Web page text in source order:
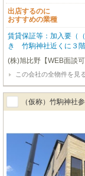
出店するのに
おすすめの業種
賃貸保証等：加入要（
き 竹駒神社近くに３
探しの方はお気軽にお
任・・・内装工事請負可
(株)旭比野【WEB面談可
この会社の全物件を見
（仮称）竹駒神社